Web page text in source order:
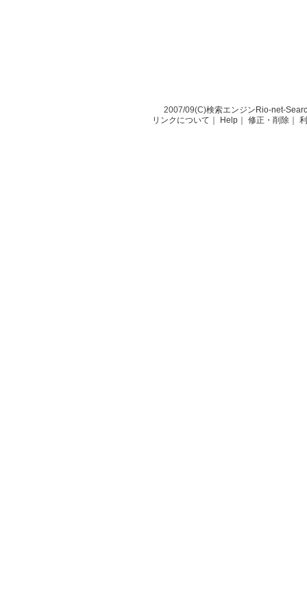
2007/09(C)検索エンジンRio-net-
リンクについて
Help｜ 修正・削除｜